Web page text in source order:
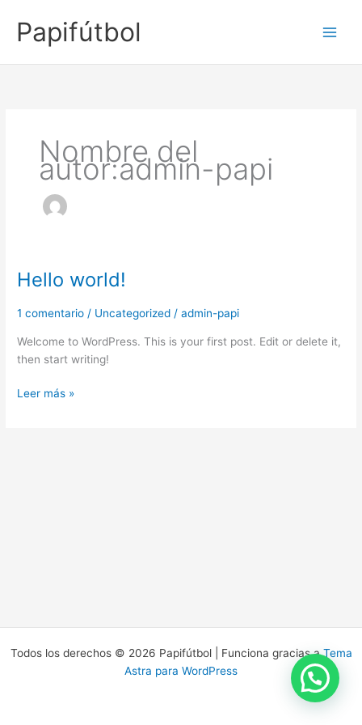
contenido
Papifútbol
Nombre del
autor:admin-papi
Hello world!
1 comentario / Uncategorized /admin-papi
Welcome to WordPress. This is your first post. Edit or delete it,
then start writing!
Hello
Leer más »
Todos los derechos © 2026 Papifútbol | Funciona gracias aTema
Astra para WordPress